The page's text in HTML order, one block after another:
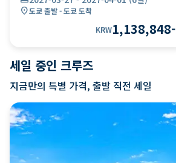
location_on도쿄 출발 - 도쿄 도착
KRW1,138,848-
세일 중인 크루즈
지금만의 특별 가격, 출발 직전 세일